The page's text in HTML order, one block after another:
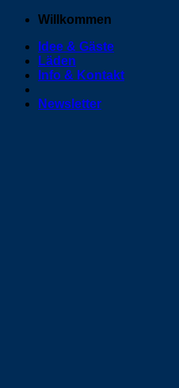
Zum
springen
Willkommen
Idee & Gäste
Läden
Info & Kontakt
Newsletter